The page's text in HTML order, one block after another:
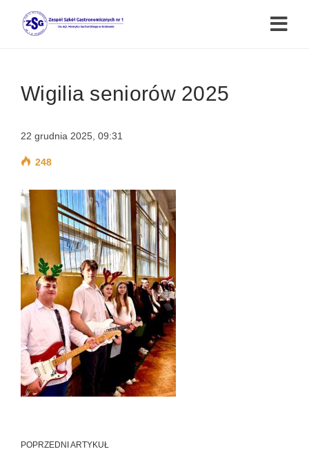
Wigilia seniorów 2025
22 grudnia 2025, 09:31
248
POPRZEDNI ARTYKUŁ